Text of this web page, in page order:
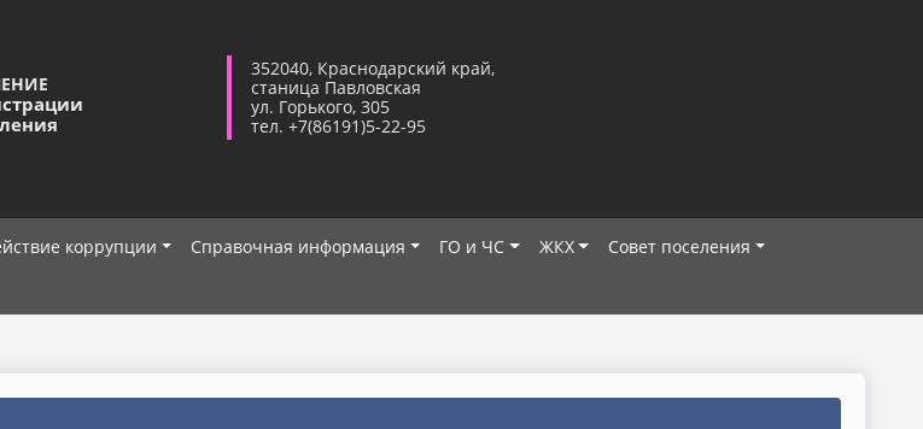
352040, Краснодарский край,
станица Павловская
ул. Горького, 305
тел. +7(86191)5-22-95
коррупции Справочная информация ГО и ЧС ЖКХ
Совет поселения